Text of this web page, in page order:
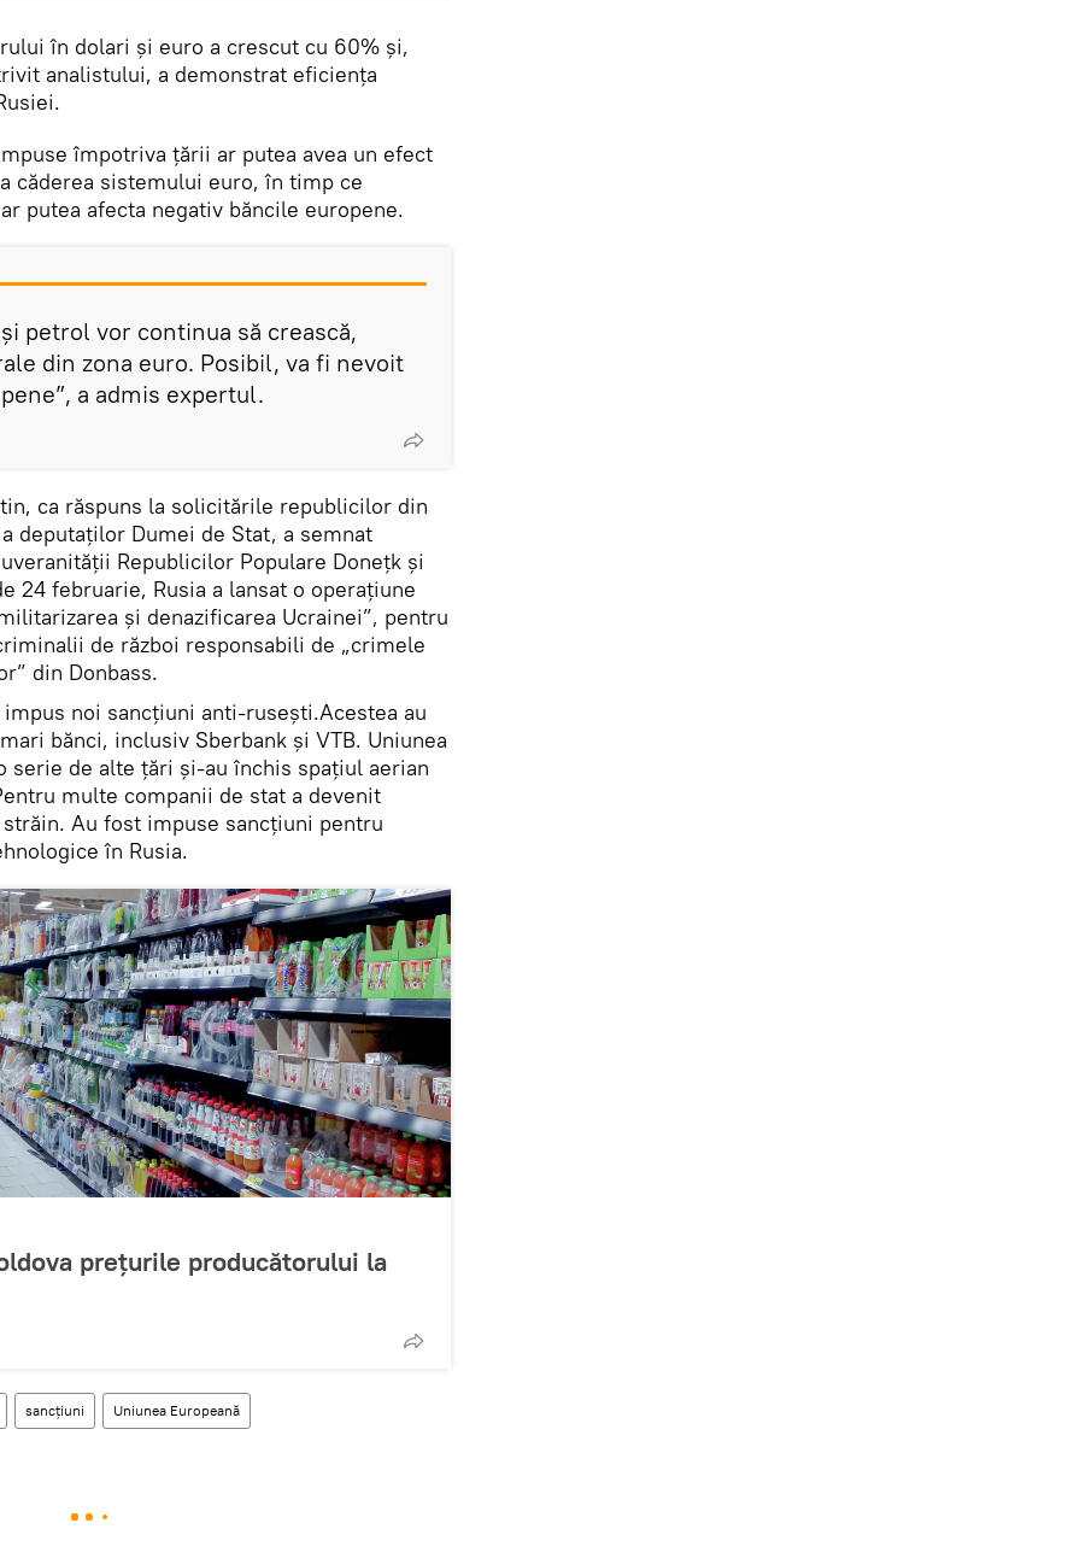
în dolari și euro a crescut cu 60% și,
analistului, a demonstrat eficiența
împotriva țării ar putea avea un efect
căderea sistemului euro, în timp ce
putea afecta negativ băncile europene.
petrol vor continua să crească,
din zona euro. Posibil, va fi nevoit
a admis expertul.
ca răspuns la solicitările republicilor din
deputaților Dumei de Stat, a semnat
Republicilor Populare Donețk și
24 februarie, Rusia a lansat o operațiune
şi denazificarea Ucrainei”, pentru
de război responsabili de „crimele
din Donbass.
noi sancțiuni anti-rusești.Acestea au
bănci, inclusiv Sberbank și VTB. Uniunea
serie de alte țări și-au închis spațiul aerian
multe companii de stat a devenit
Au fost impuse sancțiuni pentru
în Rusia.
prețurile producătorului la
sancțiuni Uniunea Europeană